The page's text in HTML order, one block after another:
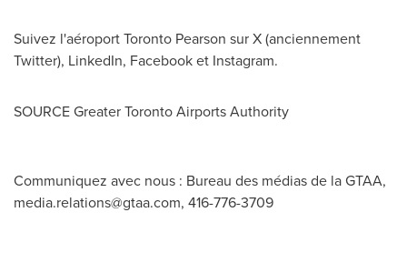
Suivez l'aéroport Toronto Pearson sur X (anciennement
Twitter), LinkedIn, Facebook et Instagram.
SOURCE Greater Toronto Airports Authority
Communiquez avec nous : Bureau des médias de la GTAA,
media.relations@gtaa.com, 416-776-3709